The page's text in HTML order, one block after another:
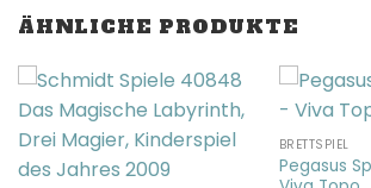
ÄHNLICHE PRODUKTE
BRETTSPIEL
Pegasus